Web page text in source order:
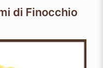
di Finocchio